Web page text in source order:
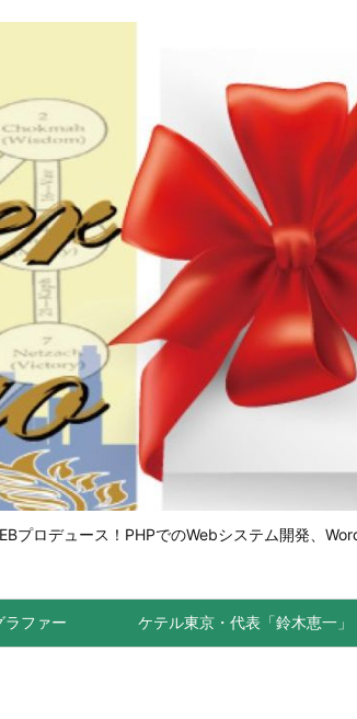
プロデュース！PHPでのWebシステム開発、
ラファー ケテル東京・代表「鈴木恵一」